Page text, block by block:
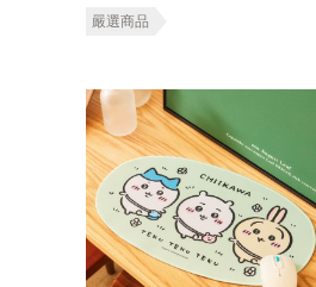
嚴選商品